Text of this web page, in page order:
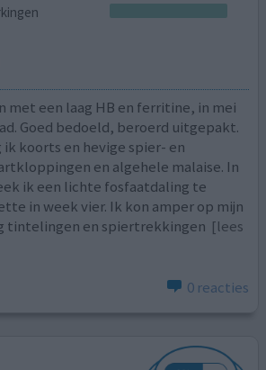
met een laag HB en ferritine, in mei
Goed bedoeld, beroerd uitgepakt.
koorts en hevige spier- en
en algehele malaise. In
ik een lichte fosfaatdaling te
in week vier. Ik kon amper op mijn
tintelingen en spiertrekkingen [lees
0 reacties